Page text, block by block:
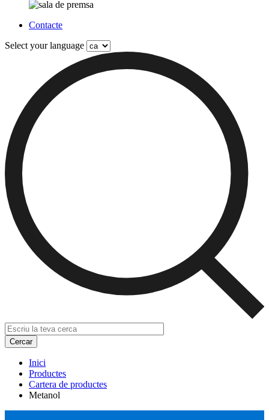
Contacte
Select your language
Inici
Productes
Cartera de productes
Metanol